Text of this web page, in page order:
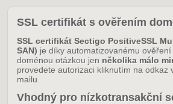
SSL certifikát s ověřením
SSL certifikát Sectigo PositiveSSL
SAN) je díky automatizovanému
doménou otázkou jen několika málo
provedete autorizaci kliknutím na odkaz
mailu.
Vhodný pro nízkotransakční